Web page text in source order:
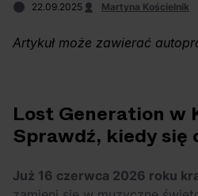
Bring Me The Horizon Ciekawostki 03.08.2026
Arctic Monkeys i
Bring Me The
Horizon. Lustrzane
22.09.2025 Martyna Kościelnik
Artykuł może zawierać
Lost Generation w
Sprawdź, kiedy się
Już 16 czerwca 2026 roku